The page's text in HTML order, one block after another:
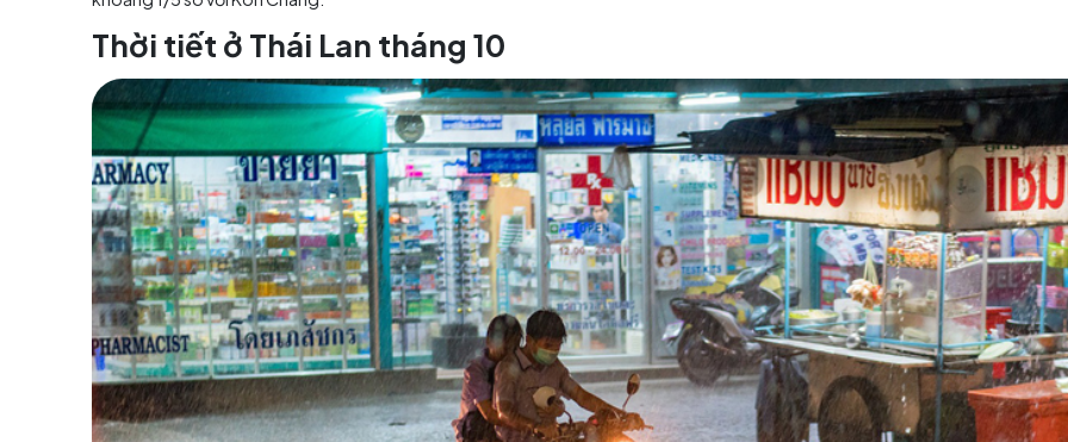
+ Phuket: 31,5 độ C
– 24,6 độ C
+ Koh Samui: 31,7 độ C– 24,8 độ C
Lượng mưa trong tháng 9:
+ Bangkok: trung bình 21 ngày mưa
+ Chiang Mai: trung bình 18 ngày mưa
+ Phuket: trung bình 22 ngày mưa
+ Koh Samui: trung bình 16 ngày mưa
Một số đảo ở Thái Lan như Koh Chang sẽ gặp lũ lụt và mưa lớn, trong khi các đảo xa hơn về phía nam
khoảng 1/5 so với Koh Chang.